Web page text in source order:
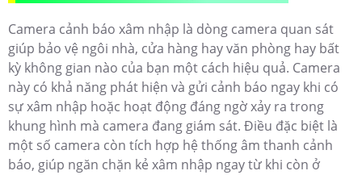
Camera cảnh báo xâm nhập là dòng camera quan sát
giúp bảo vệ ngôi nhà, cửa hàng hay văn phòng hay bất
kỳ không gian nào của bạn một cách hiệu quả. Camera
này có khả năng phát hiện và gửi cảnh báo ngay khi có
sự xâm nhập hoặc hoạt động đáng ngờ xảy ra trong
khung hình mà camera đang giám sát. Điều đặc biệt là
một số camera còn tích hợp hệ thống âm thanh cảnh
báo, giúp ngăn chặn kẻ xâm nhập ngay từ khi còn ở